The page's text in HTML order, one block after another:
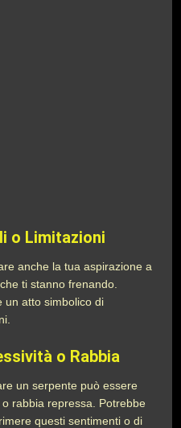
o Limitazioni
anche la tua aspirazione a
ti stanno frenando.
un atto simbolico di
o Rabbia
un serpente può essere
rabbia repressa. Potrebbe
questi sentimenti o di